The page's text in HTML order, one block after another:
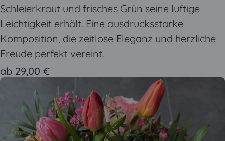
Schleierkraut und frisches Grün seine luftige
Leichtigkeit erhält. Eine ausdrucksstarke
Komposition, die zeitlose Eleganz und herzliche
Freude perfekt vereint.
ab 29,00 €